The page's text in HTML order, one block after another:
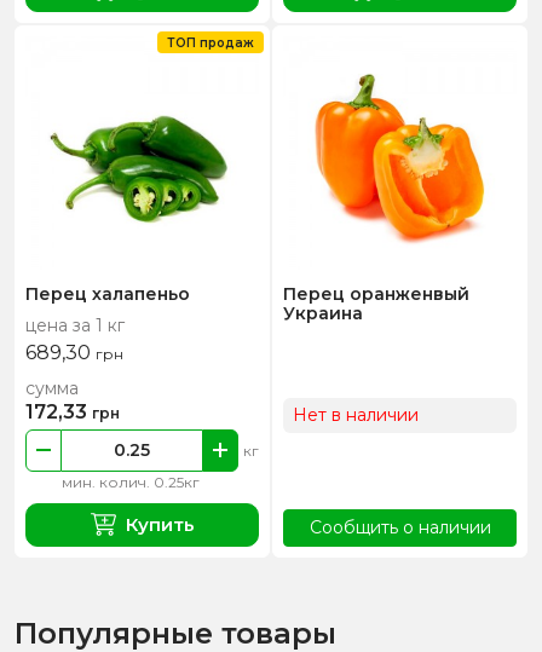
Перец халапеньо
цена за 1 кг
689,30 грн
мин. колич. 0.25кг
кг
сумма
172,33 грн
Купить
ТОП продаж
Перец оранженвый
Украина
Нет в наличии
Сообщить о наличии
Популярные товары